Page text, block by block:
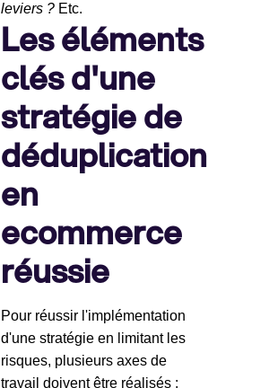
leviers ? Etc.
Les éléments
clés d'une
stratégie de
déduplication
en
ecommerce
réussie
Pour réussir l'implémentation
d'une stratégie en limitant les
risques, plusieurs axes de
travail doivent être réalisés :